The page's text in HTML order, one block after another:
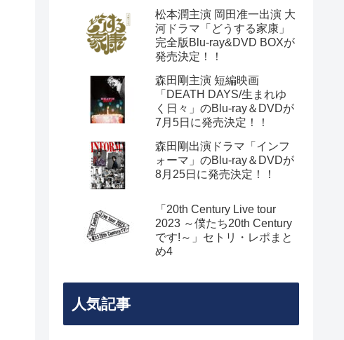
松本潤主演 岡田准一出演 大
河ドラマ「どうする家康」
完全版Blu-ray&DVD BOXが
発売決定！！
森田剛主演 短編映画
「DEATH DAYS/生まれゆ
く日々」のBlu-ray＆DVDが
7月5日に発売決定！！
森田剛出演ドラマ「インフ
ォーマ」のBlu-ray＆DVDが
8月25日に発売決定！！
「20th Century Live tour
2023 ～僕たち20th Century
です!～」セトリ・レポまと
め4
人気記事